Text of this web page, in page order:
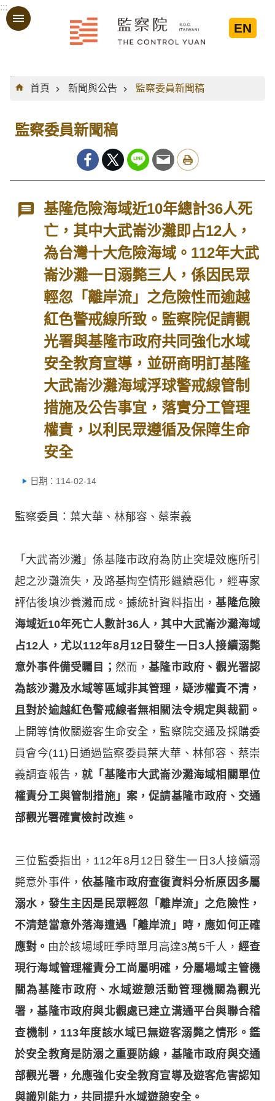
跳到主要內容區塊
:::
EN
:::
首頁
新聞與公告 監察委員新聞稿
監察委員新聞稿
基隆危險海域近10年總計36人死
亡，其中大武崙沙灘即占12人，
為台灣十大危險海域。112年大武
崙沙灘一日溺斃三人，係因民眾
輕忽「離岸流」之危險性而逾越
紅色警戒線所致。監察院促請觀
光署與基隆市政府共同強化水域
安全教育宣導，並研商明訂基隆
大武崙沙灘海域浮球警戒線管制
措施及公告事宜，落實分工管理
權責，以利民眾遵循及保障生命
安全
日期：114-02-14
監察委員：葉大華、林郁容、蔡崇義
「大武崙沙灘」係基隆市政府為防止突堤效應所引
起之沙灘流失，及路基掏空情形繼續惡化，經專家
評估後填沙養灘而成。據統計資料指出，基隆危險
海域近10年死亡人數計36人，其中大武崙沙灘海域
占12人，尤以112年8月12日發生一日3人接續溺斃
意外事件備受矚目； 然而，基隆市政府、觀光署認
為該沙灘及水域等區域非其管理，疑涉權責不清，
且對於逾越紅色警戒線者無相關法令規定與裁罰。
上開等情攸關遊客生命安全，監察院交通及採購委
員會今(11)日通過監察委員葉大華、林郁容、蔡崇
義調查報告， 就「基隆市大武崙沙灘海域相關單位
權責分工與管制措施」案，促請基隆市政府、交通
部觀光署確實檢討改進。
三位監委指出，112年8月12日發生一日3人接續溺
斃意外事件，依基隆市政府查復資料分析原因多屬
溺水，發生主因是民眾輕忽「離岸流」之危險性，
不清楚當意外落海遭遇「離岸流」時，應如何正確
應對。 由於該場域旺季時單月高達3萬5千人， 經查
現行海域管理權責分工尚屬明確，分屬場域主管機
關為基隆市政府、水域遊憩活動管理機關為觀光
署，基隆市政府與北觀處已建立溝通平台與聯合稽
查機制，113年度該水域已無遊客溺斃之情形。鑑
於安全教育是防溺之重要防線，基隆市政府與交通
部觀光署，允應強化安全教育宣導及遊客危害認知
與識別能力，共同提升水域遊憩安全。